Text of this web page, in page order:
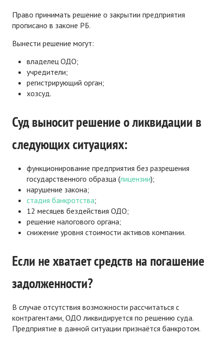
Право принимать решение о закрытии предприятия
прописано в законе РБ.
Вынести решение могут:
владелец ОДО;
учредители;
регистрирующий орган;
хозсуд.
Суд выносит решение о ликвидации в
следующих ситуациях:
функционирование предприятия без разрешения
государственного образца (лицензии);
нарушение закона;
стадия банкротства;
12 месяцев бездействия ОДО;
решение налогового органа;
снижение уровня стоимости активов компании.
Если не хватает средств на погашение
задолженности?
В случае отсутствия возможности рассчитаться с
контрагентами, ОДО ликвидируется по решению суда.
Предприятие в данной ситуации признаётся банкротом.